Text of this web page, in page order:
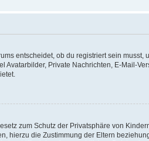
entscheidet, ob du registriert sein
Private Nachrichten, E-Mail-
zum Schutz der Privatsphäre von
hierzu die Zustimmung der Eltern